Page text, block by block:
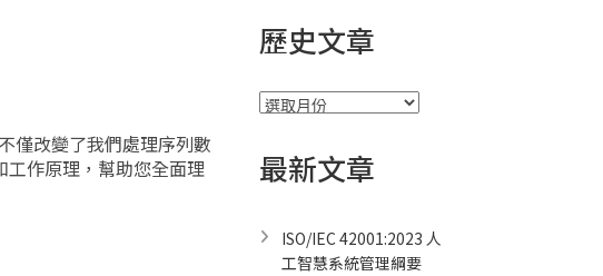
僅改變了我們處理序列數
作原理，幫助您全面理
歷史文章
彙
最新文章
ISO/IEC 42001:2023 人
工智慧系統管理綱要